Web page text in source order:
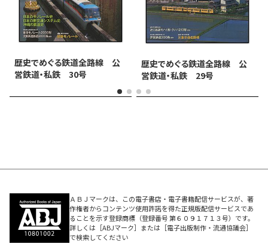
歴史でめぐる鉄道全路線 公
営鉄道・私鉄 30号
歴史でめぐる鉄道全路線 公
営鉄道・私鉄 29号
ＡＢＪマークは、この電子書店・電子書籍配信サービスが、著
作権者からコンテンツ使用許諾を得た正規版配信サービスであ
ることを示す登録商標（登録番号 第６０９１７１３号）です。
詳しくは［ABJマーク］または［電子出版制作・流通協議会］
で検索してください